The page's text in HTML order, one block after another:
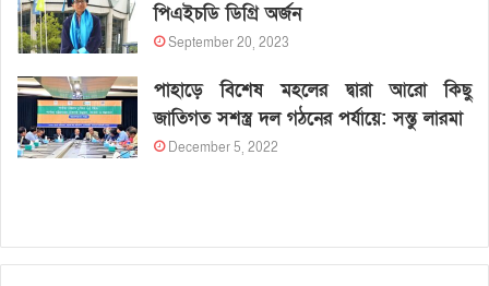
পিএইচডি ডিগ্রি অর্জন
September 20, 2023
পাহাড়ে বিশেষ মহলের দ্বারা আরো কিছু
জাতিগত সশস্ত্র দল গঠনের পর্যায়ে: সন্তু লারমা
December 5, 2022